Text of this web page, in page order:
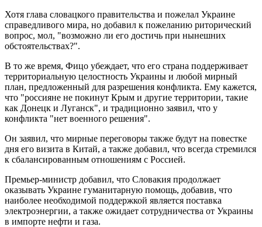
Хотя глава словацкого правительства и пожелал Украине
справедливого мира, но добавил к пожеланию риторический
вопрос, мол, "возможно ли его достичь при нынешних
обстоятельствах?".
В то же время, Фицо убеждает, что его страна поддерживает
территориальную целостность Украины и любой мирный
план, предложенный для разрешения конфликта. Ему кажется,
что "россияне не покинут Крым и другие территории, такие
как Донецк и Луганск", и традиционно заявил, что у
конфликта "нет военного решения".
Он заявил, что мирные переговоры также будут на повестке
дня его визита в Китай, а также добавил, что всегда стремился
к сбалансированным отношениям с Россией.
Премьер-министр добавил, что Словакия продолжает
оказывать Украине гуманитарную помощь, добавив, что
наиболее необходимой поддержкой является поставка
электроэнергии, а также ожидает сотрудничества от Украины
в импорте нефти и газа.